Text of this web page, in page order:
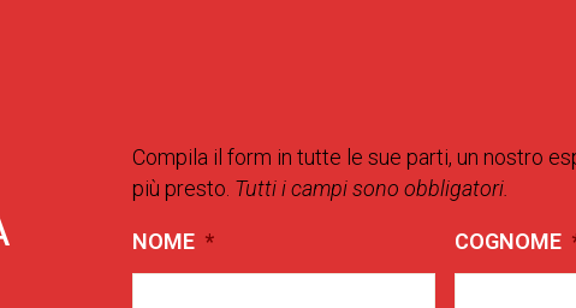
Compila il form in tutte le sue parti, un nostro
più presto. Tutti i campi sono obbligatori.
NOME * COGNOME